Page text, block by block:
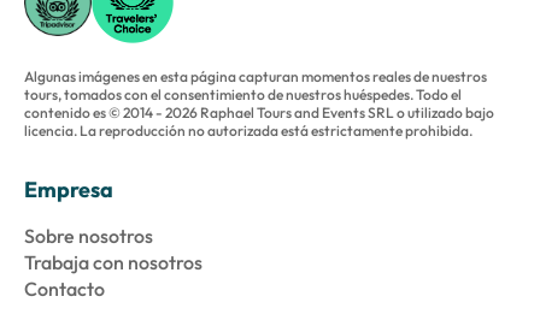
Algunas imágenes en esta página capturan momentos reales de nuestros
tours, tomados con el consentimiento de nuestros huéspedes. Todo el
contenido es © 2014 - 2026 Raphael Tours and Events SRL o utilizado bajo
licencia. La reproducción no autorizada está estrictamente prohibida.
Empresa
Sobre nosotros
Trabaja con nosotros
Contacto